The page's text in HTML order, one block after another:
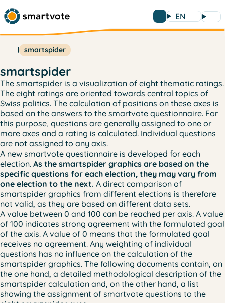
EN
smartspider
smartspider
The smartspider is a visualization of eight thematic ratings.
The eight ratings are oriented towards central topics of
Swiss politics. The calculation of positions on these axes is
based on the answers to the smartvote questionnaire. For
this purpose, questions are generally assigned to one or
more axes and a rating is calculated. Individual questions
are not assigned to any axis.
A new smartvote questionnaire is developed for each
election. As the smartspider graphics are based on the
specific questions for each election, they may vary from
one election to the next. A direct comparison of
smartspider graphics from different elections is therefore
not valid, as they are based on different data sets.
A value between 0 and 100 can be reached per axis. A value
of 100 indicates strong agreement with the formulated goal
of the axis. A value of 0 means that the formulated goal
receives no agreement. Any weighting of individual
questions has no influence on the calculation of the
smartspider graphics. The following documents contain, on
the one hand, a detailed methodological description of the
smartspider calculation and, on the other hand, a list
showing the assignment of smartvote questions to the